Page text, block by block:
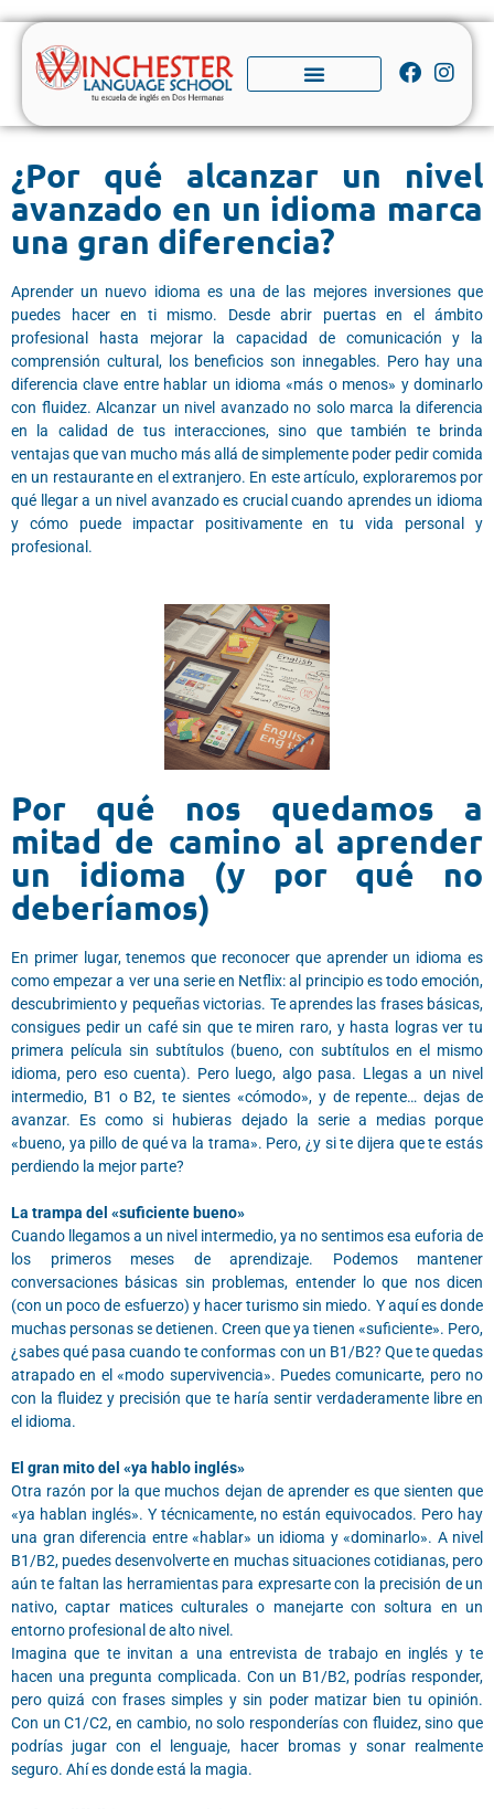
¿Por qué alcanzar un nivel
avanzado en un idioma marca
una gran diferencia?
Aprender un nuevo idioma es una de las mejores inversiones que
puedes hacer en ti mismo. Desde abrir puertas en el ámbito
profesional hasta mejorar la capacidad de comunicación y la
comprensión cultural, los beneficios son innegables. Pero hay una
diferencia clave entre hablar un idioma «más o menos» y dominarlo
con fluidez. Alcanzar un nivel avanzado no solo marca la diferencia
en la calidad de tus interacciones, sino que también te brinda
ventajas que van mucho más allá de simplemente poder pedir comida
en un restaurante en el extranjero. En este artículo, exploraremos por
qué llegar a un nivel avanzado es crucial cuando aprendes un idioma
y cómo puede impactar positivamente en tu vida personal y
profesional.
Por qué nos quedamos a
mitad de camino al aprender
un idioma (y por qué no
deberíamos)
En primer lugar, tenemos que reconocer que aprender un idioma es
como empezar a ver una serie en Netflix: al principio es todo emoción,
descubrimiento y pequeñas victorias. Te aprendes las frases básicas,
consigues pedir un café sin que te miren raro, y hasta logras ver tu
primera película sin subtítulos (bueno, con subtítulos en el mismo
idioma, pero eso cuenta). Pero luego, algo pasa. Llegas a un nivel
intermedio, B1 o B2, te sientes «cómodo», y de repente… dejas de
avanzar. Es como si hubieras dejado la serie a medias porque
«bueno, ya pillo de qué va la trama». Pero, ¿y si te dijera que te estás
perdiendo la mejor parte?
La trampa del «suficiente bueno»
Cuando llegamos a un nivel intermedio, ya no sentimos esa euforia de
los primeros meses de aprendizaje. Podemos mantener
conversaciones básicas sin problemas, entender lo que nos dicen
(con un poco de esfuerzo) y hacer turismo sin miedo. Y aquí es donde
muchas personas se detienen. Creen que ya tienen «suficiente». Pero,
¿sabes qué pasa cuando te conformas con un B1/B2? Que te quedas
atrapado en el «modo supervivencia». Puedes comunicarte, pero no
con la fluidez y precisión que te haría sentir verdaderamente libre en
el idioma.
El gran mito del «ya hablo inglés»
Otra razón por la que muchos dejan de aprender es que sienten que
«ya hablan inglés». Y técnicamente, no están equivocados. Pero hay
una gran diferencia entre «hablar» un idioma y «dominarlo». A nivel
B1/B2, puedes desenvolverte en muchas situaciones cotidianas, pero
aún te faltan las herramientas para expresarte con la precisión de un
nativo, captar matices culturales o manejarte con soltura en un
entorno profesional de alto nivel.
Imagina que te invitan a una entrevista de trabajo en inglés y te
hacen una pregunta complicada. Con un B1/B2, podrías responder,
pero quizá con frases simples y sin poder matizar bien tu opinión.
Con un C1/C2, en cambio, no solo responderías con fluidez, sino que
podrías jugar con el lenguaje, hacer bromas y sonar realmente
seguro. Ahí es donde está la magia.